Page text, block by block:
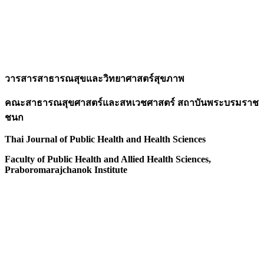
วารสารสาธารณสุขและวิทยาศาสตร์สุขภาพ
คณะสาธารณสุขศาสตร์และสหเวชศาสตร์ สถาบันพระบรมราช
ชนก
Thai Journal of Public Health and Health Sciences
Faculty of Public Health and Allied Health Sciences,
Praboromarajchanok Institute